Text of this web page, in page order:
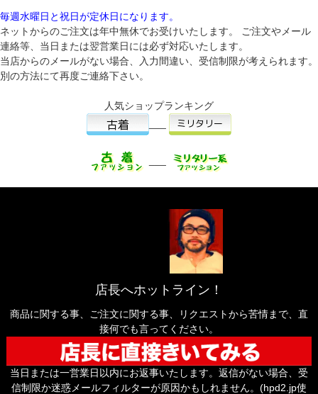
毎週水曜日と祝日が定休日になります。
ネットからのご注文は年中無休でお受けいたします。 ご注文やメール
連絡等、当日または翌営業日には必ず対応いたします。
当店からのメールがない場合、入力間違い、受信制限が考えられます。
別の方法にて再度ご連絡下さい。
人気ショップランキング
店長へホットライン！
商品に関する事、ご注文に関する事、リクエストから苦情まで、直
接何でも言ってください。
当日または一営業日以内にお返事いたします。返信がない場合、受
信制限か迷惑メールフィルターが原因かもしれません。(hpd2.jp使